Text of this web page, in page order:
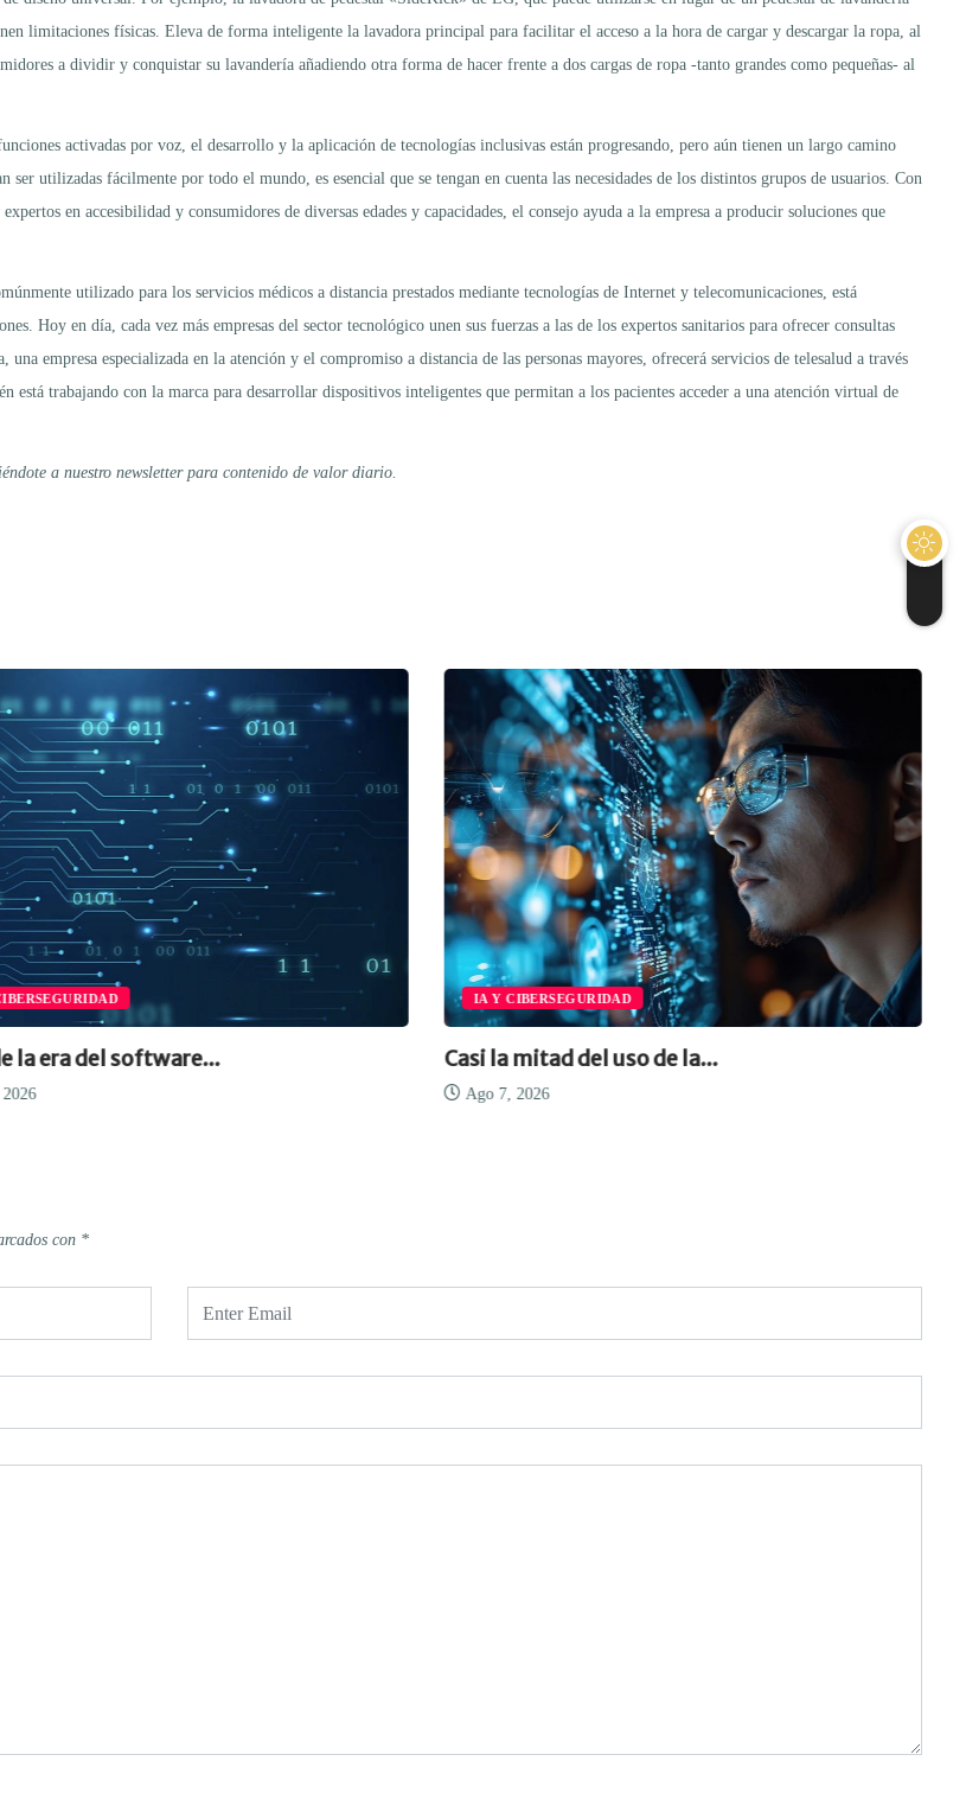
limitaciones físicas. Eleva de forma inteligente la lavadora principal para facilitar el acceso a la hora de cargar y descargar la ropa, al
a dividir y conquistar su lavandería añadiendo otra forma de hacer frente a dos cargas de ropa -tanto grandes como pequeñas- al
activadas por voz, el desarrollo y la aplicación de tecnologías inclusivas están progresando, pero aún tienen un largo camino
utilizadas fácilmente por todo el mundo, es esencial que se tengan en cuenta las necesidades de los distintos grupos de usuarios. Con
en accesibilidad y consumidores de diversas edades y capacidades, el consejo ayuda a la empresa a producir soluciones que
utilizado para los servicios médicos a distancia prestados mediante tecnologías de Internet y telecomunicaciones, está
Hoy en día, cada vez más empresas del sector tecnológico unen sus fuerzas a las de los expertos sanitarios para ofrecer consultas
empresa especializada en la atención y el compromiso a distancia de las personas mayores, ofrecerá servicios de telesalud a través
trabajando con la marca para desarrollar dispositivos inteligentes que permitan a los pacientes acceder a una atención virtual de
a nuestro newsletter para contenido de valor diario.
la era del software...
IA Y CIBERSEGURIDAD
Casi la mitad del uso de la...
Ago 7, 2026
con *